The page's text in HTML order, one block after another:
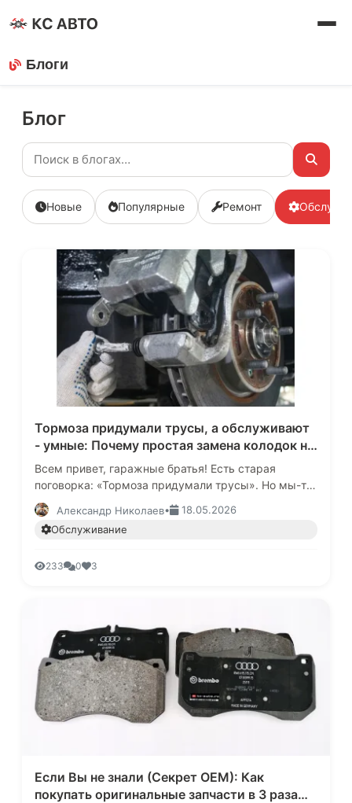
Блоги
Блог
Новые Популярные Ремонт
Тормоза придумали трусы, а обслуживают
- умные: Почему простая замена колодок не
спасет вас от аварии
Всем привет, гаражные братья! Есть старая
поговорка: «Тормоза придумали трусы». Но мы-то
с вами знаем, что остановить полторы тонны
разогнавшегося железа - это …
Александр Николаев•
18.05.2026
Обслуживание
233 0 3
Если Вы не знали (Секрет OEM): Как
покупать оригинальные запчасти в 3 раза